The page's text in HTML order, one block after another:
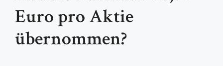
Euro pro Aktie
übernommen?